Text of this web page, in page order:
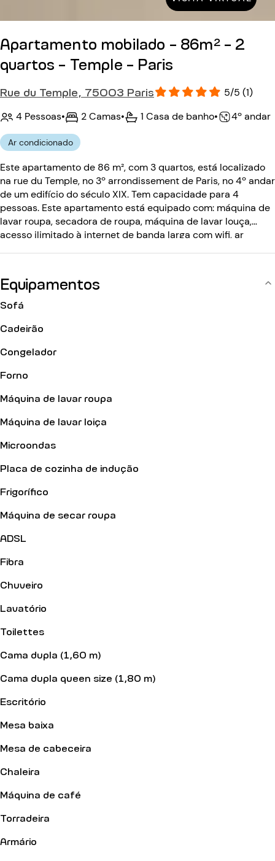
Apartamento mobilado - 86m² - 2
quartos - Temple - Paris
Rue du Temple, 75003 Paris
5/5 (1)
4 Pessoas• 2 Camas• 1 Casa de banho• 4º andar
Ar condicionado
Este apartamento de 86 m², com 3 quartos, está localizado
na rue du Temple, no 3º arrondissement de Paris, no 4º andar
de um edifício do século XIX. Tem capacidade para 4
pessoas. Este apartamento está equipado com: máquina de
lavar roupa, secadora de roupa, máquina de lavar louça,
acesso ilimitado à internet de banda larga com wifi, ar
Equipamentos
Sofá
Cadeirão
Congelador
Forno
Máquina de lavar roupa
Máquina de lavar loiça
Microondas
Placa de cozinha de indução
Frigorífico
Máquina de secar roupa
ADSL
Fibra
Chuveiro
Lavatório
Toilettes
Cama dupla (1,60 m)
Cama dupla queen size (1,80 m)
Escritório
Mesa baixa
Mesa de cabeceira
Chaleira
Máquina de café
Torradeira
Armário